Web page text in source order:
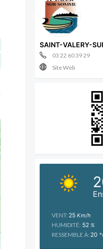
SAINT-VALERY-
03 22 60 39 29
Site Web
VENT: 25Km/h
HUMIDITÉ: 52%
RESSEMBLE À: 20